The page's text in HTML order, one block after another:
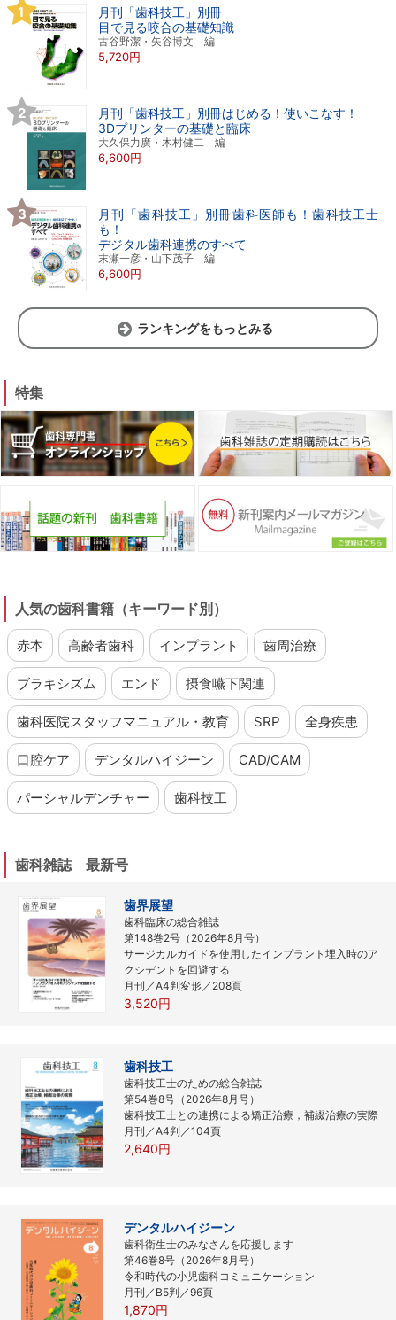
月刊「歯科技工」別冊
目で見る咬合の基礎知識
古谷野潔・矢谷博文 編
5,720円
月刊「歯科技工」別冊はじめる！使いこなす！
3Dプリンターの基礎と臨床
大久保力廣・木村健二 編
6,600円
月刊「歯科技工」別冊歯科医師も！歯科技工士
も！
デジタル歯科連携のすべて
末瀬一彦・山下茂子 編
6,600円
ランキングをもっとみる
特集
人気の歯科書籍（キーワード別）
赤本 高齢者歯科 インプラント 歯周治療
ブラキシズム エンド 摂食嚥下関連
歯科医院スタッフマニュアル・教育 SRP 全身疾患
口腔ケア デンタルハイジーン CAD/CAM
パーシャルデンチャー 歯科技工
歯科雑誌 最新号
歯界展望
歯科臨床の総合雑誌
第148巻2号（2026年8月号）
サージカルガイドを使用したインプラント埋入時のア
クシデントを回避する
月刊／A4判変形／208頁
3,520円
歯科技工
歯科技工士のための総合雑誌
第54巻8号（2026年8月号）
歯科技工士との連携による矯正治療，補綴治療の実際
月刊／A4判／104頁
2,640円
デンタルハイジーン
歯科衛生士のみなさんを応援します
第46巻8号（2026年8月号）
令和時代の小児歯科コミュニケーション
月刊／B5判／96頁
1,870円